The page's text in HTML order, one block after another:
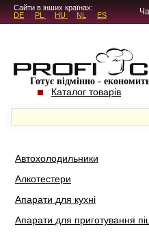
5.4.45Сайти в інших країнах:
DE
PL HU NL ES
Готує відмінно -
Каталог товарів
Автохолодильники
Алкотестери
Апарати для кухні
Апарати для приготування